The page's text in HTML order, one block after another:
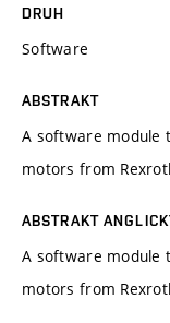
DRUH
Software
ABSTRAKT
A software module
motors from
ABSTRAKT
A software module
motors from